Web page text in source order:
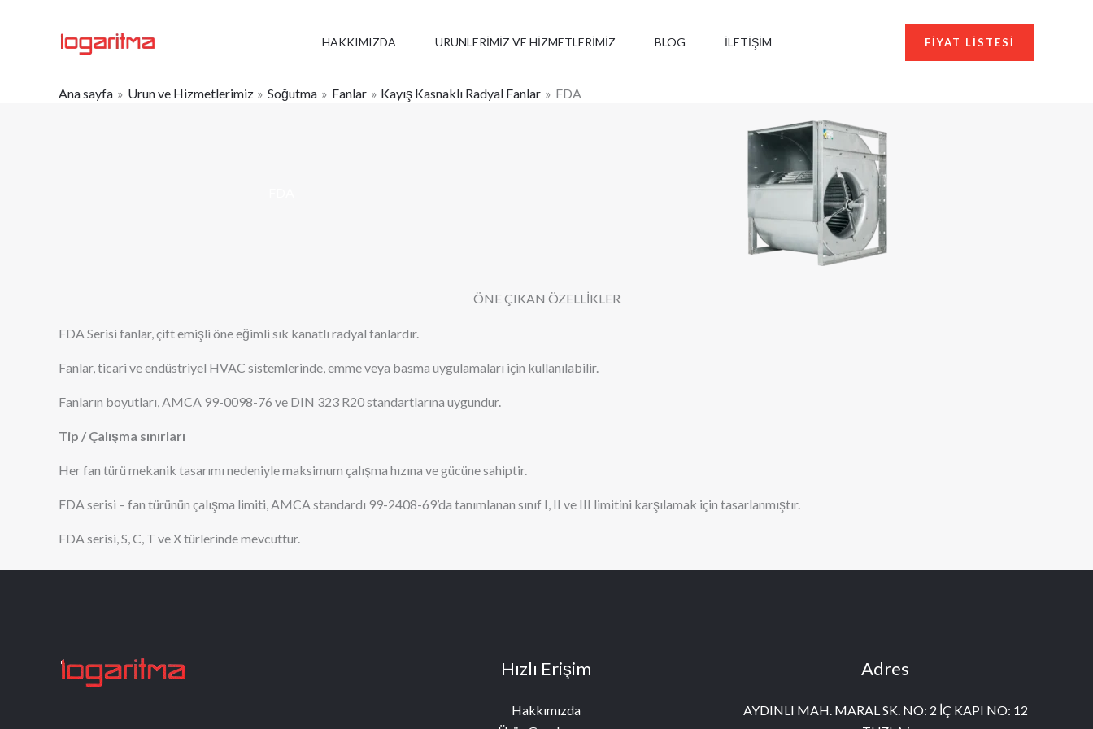
HAKKIMIZDA ÜRÜNLERIMIZ VE HIZMETLERIMIZ BLOG İLETIŞIM FIYAT LISTESI
Ana sayfa Urun ve Hizmetlerimiz Soğutma Fanlar Kayış Kasnaklı Radyal Fanlar FDA
ÖNE ÇIKAN ÖZELLİKLER
FDA Serisi fanlar, çift emişli öne eğimli sık kanatlı radyal fanlardır.
Fanlar, ticari ve endüstriyel HVAC sistemlerinde, emme veya basma uygulamaları için kullanılabilir.
Fanların boyutları, AMCA 99-0098-76 ve DIN 323 R20 standartlarına uygundur.
Tip / Çalışma sınırları
Her fan türü mekanik tasarımı nedeniyle maksimum çalışma hızına ve gücüne sahiptir.
FDA serisi – fan türünün çalışma limiti, AMCA standardı 99-2408-69’da tanımlanan sınıf I, II ve III limitini karşılamak için tasarlanmıştır.
FDA serisi, S, C, T ve X türlerinde mevcuttur.
Hızlı Erişim
Hakkımızda
Adres
AYDINLI MAH. MARAL SK. NO: 2 İÇ KAPI NO: 12